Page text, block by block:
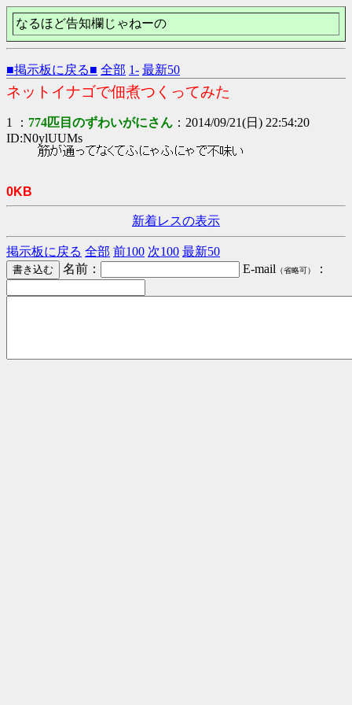
なるほど告知欄じゃねーの
■掲示板に戻る■ 全部 1- 最新50
ネットイナゴで佃煮つくってみた
1 ： 774匹目のずわいがにさん ：2014/09/21(日) 22:54:20
ID:N0ylUUMs
筋が通ってなくてふにゃふにゃで不味い
0KB
新着レスの表示
掲示板に戻る 全部 前100 次100 最新50
名前：
E-mail （省略可） ：